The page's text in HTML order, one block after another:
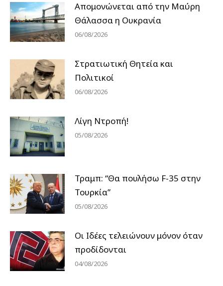
Απομονώνεται από την Μαύρη
Θάλασσα η Ουκρανία
06/08/2026
Στρατιωτική Θητεία και
Πολιτικοί
06/08/2026
Λίγη Ντροπή!
05/08/2026
Τραμπ: “Θα πουλήσω F-35 στην
Τουρκία”
05/08/2026
Οι Ιδέες τελειώνουν μόνον όταν
προδίδονται
04/08/2026